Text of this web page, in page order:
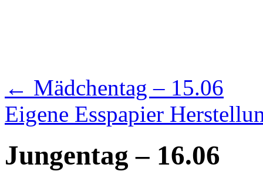
← Mädchentag – 15.06
Eigene Esspapier
Jungentag – 16.06